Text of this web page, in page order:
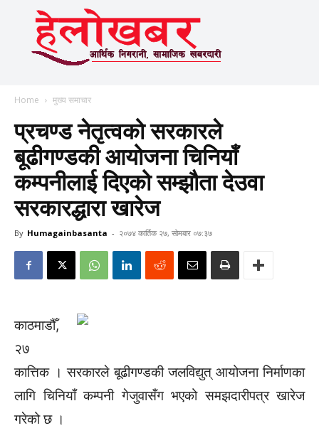
Home मुख्य समाचार
प्रचण्ड नेतृत्वको सरकारले
बूढीगण्डकी आयोजना चिनियाँ
कम्पनीलाई दिएको सम्झौता देउवा
सरकारद्धारा खारेज
By Humagainbasanta - २०७४ कार्तिक २७, सोमबार ०७:३७
काठमाडौँ,
२७
कात्तिक । सरकारले बूढीगण्डकी जलविद्युत् आयोजना निर्माणका
लागि चिनियाँ कम्पनी गेजुवासँग भएको समझदारीपत्र खारेज
गरेको छ ।